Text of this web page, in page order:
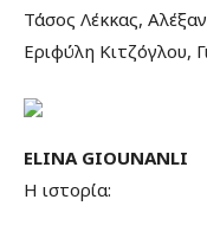
Τάσος Λέκκας,
Εριφύλη Κιτζόγλου,
ELINA GIOUNANLI
Η ιστορία: